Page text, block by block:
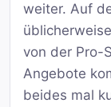
weiter. Auf
von der Pro-
Angebote
beides mal